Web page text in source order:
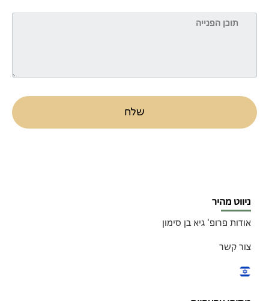
שלח
ניווט מהיר
אודות פרופ' גיא בן סימון
צור קשר